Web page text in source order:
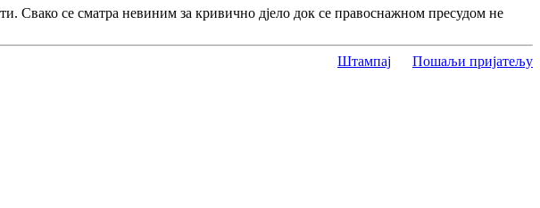
Свако се сматра невиним за кривично дјело док се правоснажном пресудом не
Штампај Пошаљи пријатељу